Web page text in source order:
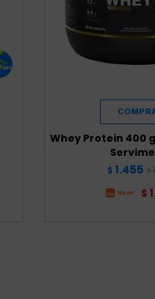
Whey Protein 400
$ 1.455 $
$